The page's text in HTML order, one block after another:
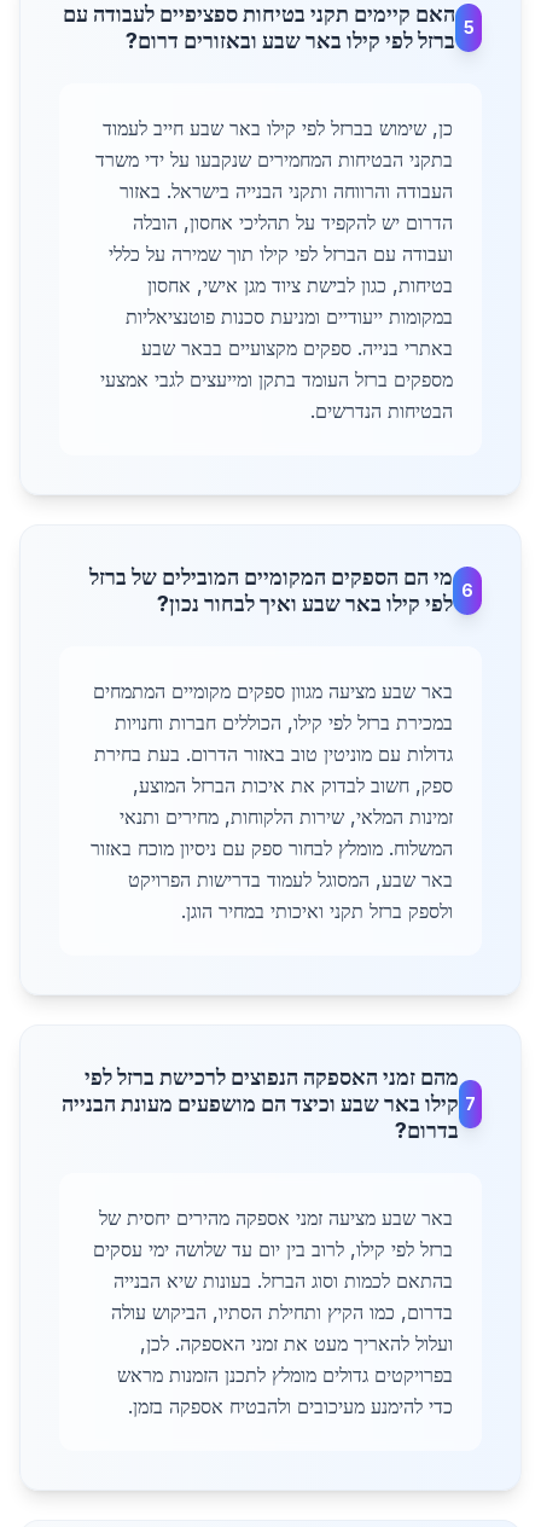
5
האם קיימים תקני בטיחות ספציפיים לעבודה עם
ברזל לפי קילו באר שבע ובאזורים דרום?
כן, שימוש בברזל לפי קילו באר שבע חייב לעמוד
בתקני הבטיחות המחמירים שנקבעו על ידי משרד
העבודה והרווחה ותקני הבנייה בישראל. באזור
הדרום יש להקפיד על תהליכי אחסון, הובלה
ועבודה עם הברזל לפי קילו תוך שמירה על כללי
בטיחות, כגון לבישת ציוד מגן אישי, אחסון
במקומות ייעודיים ומניעת סכנות פוטנציאליות
באתרי בנייה. ספקים מקצועיים בבאר שבע
מספקים ברזל העומד בתקן ומייעצים לגבי אמצעי
הבטיחות הנדרשים.
6
מי הם הספקים המקומיים המובילים של ברזל
לפי קילו באר שבע ואיך לבחור נכון?
באר שבע מציעה מגוון ספקים מקומיים המתמחים
במכירת ברזל לפי קילו, הכוללים חברות וחנויות
גדולות עם מוניטין טוב באזור הדרום. בעת בחירת
ספק, חשוב לבדוק את איכות הברזל המוצע,
זמינות המלאי, שירות הלקוחות, מחירים ותנאי
המשלוח. מומלץ לבחור ספק עם ניסיון מוכח באזור
באר שבע, המסוגל לעמוד בדרישות הפרויקט
ולספק ברזל תקני ואיכותי במחיר הוגן.
7
מהם זמני האספקה הנפוצים לרכישת ברזל לפי
קילו באר שבע וכיצד הם מושפעים מעונת הבנייה
בדרום?
באר שבע מציעה זמני אספקה מהירים יחסית של
ברזל לפי קילו, לרוב בין יום עד שלושה ימי עסקים
בהתאם לכמות וסוג הברזל. בעונות שיא הבנייה
בדרום, כמו הקיץ ותחילת הסתיו, הביקוש עולה
ועלול להאריך מעט את זמני האספקה. לכן,
בפרויקטים גדולים מומלץ לתכנן הזמנות מראש
כדי להימנע מעיכובים ולהבטיח אספקה בזמן.